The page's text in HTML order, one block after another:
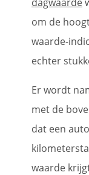
om de
waarde-
echter
Er wordt
met de
dat een
waarde